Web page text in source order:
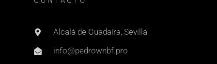
Alcalá de Guadaíra, Sevilla
info@pedrownbf.pro